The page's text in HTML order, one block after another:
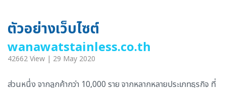
ตัวอย่างเว็บไซต์
wanawatstainless.co.th
42662 View | 29 May 2020
ส่วนหนึ่ง จากลูกค้ากว่า 10,000 ราย จากหลากหลายประเภทธุรกิจ ที่